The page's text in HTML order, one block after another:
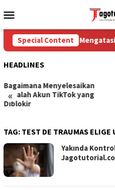
to
Menu
Special Content
Diblokir Cara Mengatasi
HEADLINES
«
Bagaimana Menyelesaikan
Masalah Akun TikTok yang
Diblokir
TAG: TEST DE TRAUMAS ELIGE
Yakında